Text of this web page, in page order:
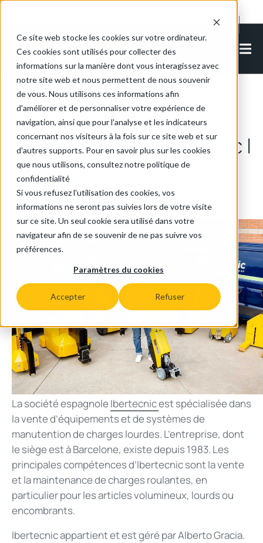
Ce site web stocke les cookies sur votre ordinateur.
Ces cookies sont utilisés pour collecter des
informations sur la manière dont vous interagissez avec
notre site web et nous permettent de nous souvenir
de vous. Nous utilisons ces informations afin
d'améliorer et de personnaliser votre expérience de
navigation, ainsi que pour l'analyse et les indicateurs
concernant nos visiteurs à la fois sur ce site web et sur
d'autres supports. Pour en savoir plus sur les cookies
que nous utilisons, consultez notre politique de
confidentialité
Si vous refusez l'utilisation des cookies, vos
informations ne seront pas suivies lors de votre visite
sur ce site. Un seul cookie sera utilisé dans votre
navigateur afin de se souvenir de ne pas suivre vos
préférences.
Paramètres du cookies
Accepter Refuser
FR-FR
Retour aux articles
Étude de cas Ibertecnic |
Partenaire commercial
de MasterMover
La société espagnoleIbertecnicest spécialisée dans
la vente d’équipements et de systèmes de
manutention de charges lourdes. L’entreprise, dont
le siège est à Barcelone, existe depuis 1983. Les
principales compétences d’Ibertecnic sont la vente
et la maintenance de charges roulantes, en
particulier pour les articles volumineux, lourds ou
encombrants.
Ibertecnic appartient et est géré par Alberto Gracia.